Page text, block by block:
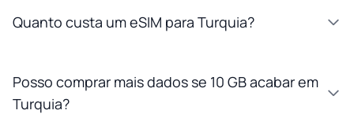
Quanto custa um eSIM para Turquia?
Posso comprar mais dados se 10 GB acabar em
Turquia?